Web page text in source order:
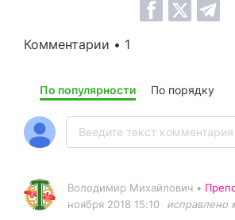
Комментарии • 1
По популярности По порядку
Володимир Михайлович •
ноября 2018 15:10
исправлено